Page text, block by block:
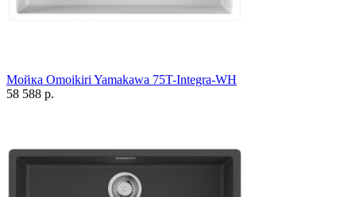
Мойка Omoikiri Yamakawa 75T-Integra-WH
58 588 р.